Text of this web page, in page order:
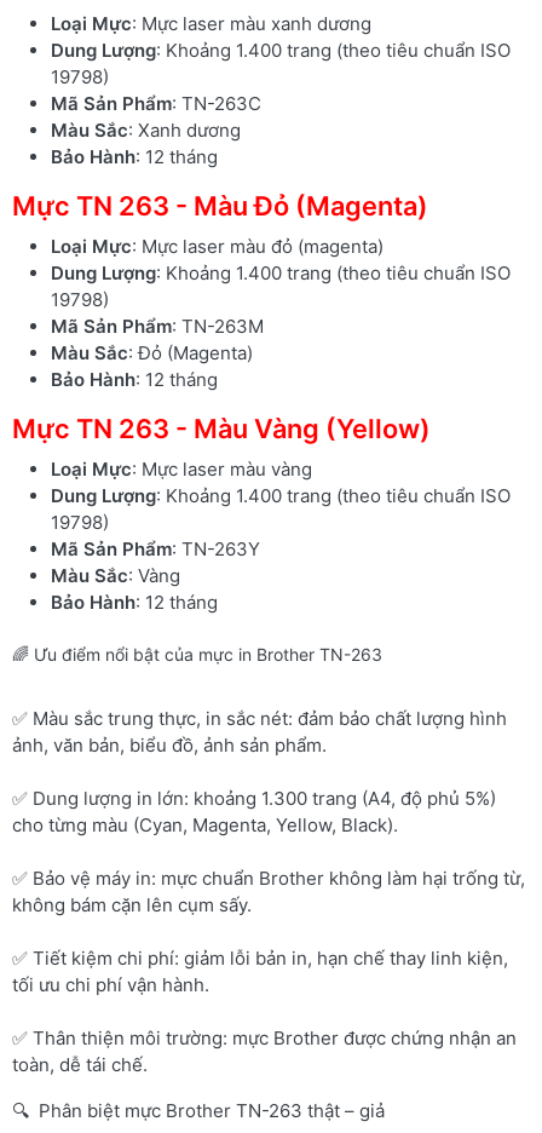
Loại Mực: Mực laser màu xanh dương
Dung Lượng: Khoảng 1.400 trang (theo tiêu chuẩn ISO
19798)
Mã Sản Phẩm: TN-263C
Màu Sắc: Xanh dương
Bảo Hành: 12 tháng
Mực TN 263 - Màu Đỏ (Magenta)
Loại Mực: Mực laser màu đỏ (magenta)
Dung Lượng: Khoảng 1.400 trang (theo tiêu chuẩn ISO
19798)
Mã Sản Phẩm: TN-263M
Màu Sắc: Đỏ (Magenta)
Bảo Hành: 12 tháng
Mực TN 263 - Màu Vàng (Yellow)
Loại Mực: Mực laser màu vàng
Dung Lượng: Khoảng 1.400 trang (theo tiêu chuẩn ISO
19798)
Mã Sản Phẩm: TN-263Y
Màu Sắc: Vàng
Bảo Hành: 12 tháng
🌈 Ưu điểm nổi bật của mực in Brother TN-263
✅ Màu sắc trung thực, in sắc nét: đảm bảo chất lượng hình
ảnh, văn bản, biểu đồ, ảnh sản phẩm.
✅ Dung lượng in lớn: khoảng 1.300 trang (A4, độ phủ 5%)
cho từng màu (Cyan, Magenta, Yellow, Black).
✅ Bảo vệ máy in: mực chuẩn Brother không làm hại trống từ,
không bám cặn lên cụm sấy.
✅ Tiết kiệm chi phí: giảm lỗi bản in, hạn chế thay linh kiện,
tối ưu chi phí vận hành.
✅ Thân thiện môi trường: mực Brother được chứng nhận an
toàn, dễ tái chế.
🔍 Phân biệt mực Brother TN-263 thật – giả